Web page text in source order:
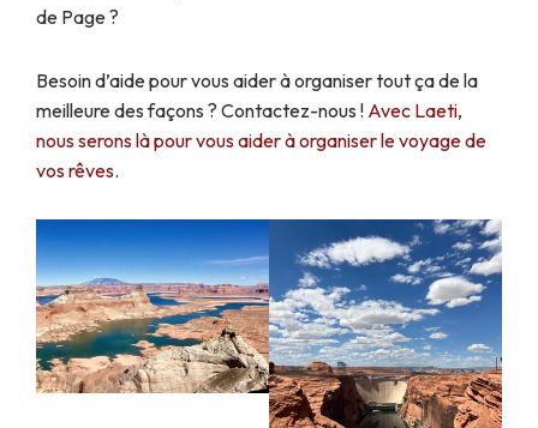
de Page ?
Besoin d’aide pour vous aider à organiser tout ça de la
meilleure des façons ? Contactez-nous ! Avec Laeti,
nous serons là pour vous aider à organiser le voyage de
vos rêves.